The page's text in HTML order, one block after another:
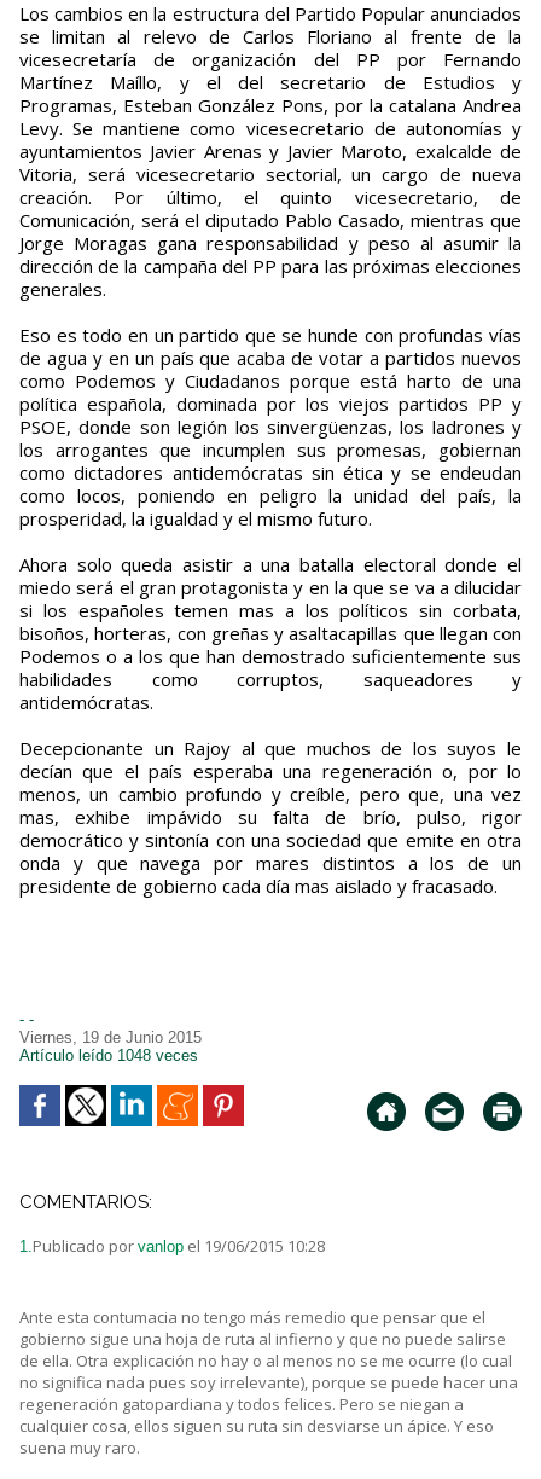
Los cambios en la estructura del Partido Popular anunciados
se limitan al relevo de Carlos Floriano al frente de la
vicesecretaría de organización del PP por Fernando
Martínez Maíllo, y el del secretario de Estudios y
Programas, Esteban González Pons, por la catalana Andrea
Levy. Se mantiene como vicesecretario de autonomías y
ayuntamientos Javier Arenas y Javier Maroto, exalcalde de
Vitoria, será vicesecretario sectorial, un cargo de nueva
creación. Por último, el quinto vicesecretario, de
Comunicación, será el diputado Pablo Casado, mientras que
Jorge Moragas gana responsabilidad y peso al asumir la
dirección de la campaña del PP para las próximas elecciones
generales.
Eso es todo en un partido que se hunde con profundas vías
de agua y en un país que acaba de votar a partidos nuevos
como Podemos y Ciudadanos porque está harto de una
política española, dominada por los viejos partidos PP y
PSOE, donde son legión los sinvergüenzas, los ladrones y
los arrogantes que incumplen sus promesas, gobiernan
como dictadores antidemócratas sin ética y se endeudan
como locos, poniendo en peligro la unidad del país, la
prosperidad, la igualdad y el mismo futuro.
Ahora solo queda asistir a una batalla electoral donde el
miedo será el gran protagonista y en la que se va a dilucidar
si los españoles temen mas a los políticos sin corbata,
bisoños, horteras, con greñas y asaltacapillas que llegan con
Podemos o a los que han demostrado suficientemente sus
habilidades como corruptos, saqueadores y
antidemócratas.
Decepcionante un Rajoy al que muchos de los suyos le
decían que el país esperaba una regeneración o, por lo
menos, un cambio profundo y creíble, pero que, una vez
mas, exhibe impávido su falta de brío, pulso, rigor
democrático y sintonía con una sociedad que emite en otra
onda y que navega por mares distintos a los de un
presidente de gobierno cada día mas aislado y fracasado.
- -
Viernes, 19 de Junio 2015
Artículo leído 1048 veces
COMENTARIOS:
1.Publicado por vanlop el 19/06/2015 10:28
Ante esta contumacia no tengo más remedio que pensar que el
gobierno sigue una hoja de ruta al infierno y que no puede salirse
de ella. Otra explicación no hay o al menos no se me ocurre (lo cual
no significa nada pues soy irrelevante), porque se puede hacer una
regeneración gatopardiana y todos felices. Pero se niegan a
cualquier cosa, ellos siguen su ruta sin desviarse un ápice. Y eso
suena muy raro.